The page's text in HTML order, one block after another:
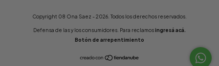
Copyright 08 Ona Saez - 2026. Todos los derechos reservados.
Defensa de las y los consumidores. Para reclamosingresá acá.
Botón de arrepentimiento